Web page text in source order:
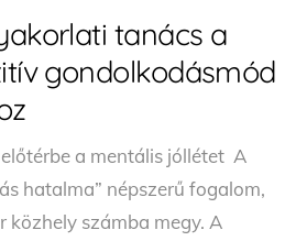
tanács a
gondolkodásmód
a mentális jóllétet A
hatalma” népszerű fogalom,
közhely számba megy. A